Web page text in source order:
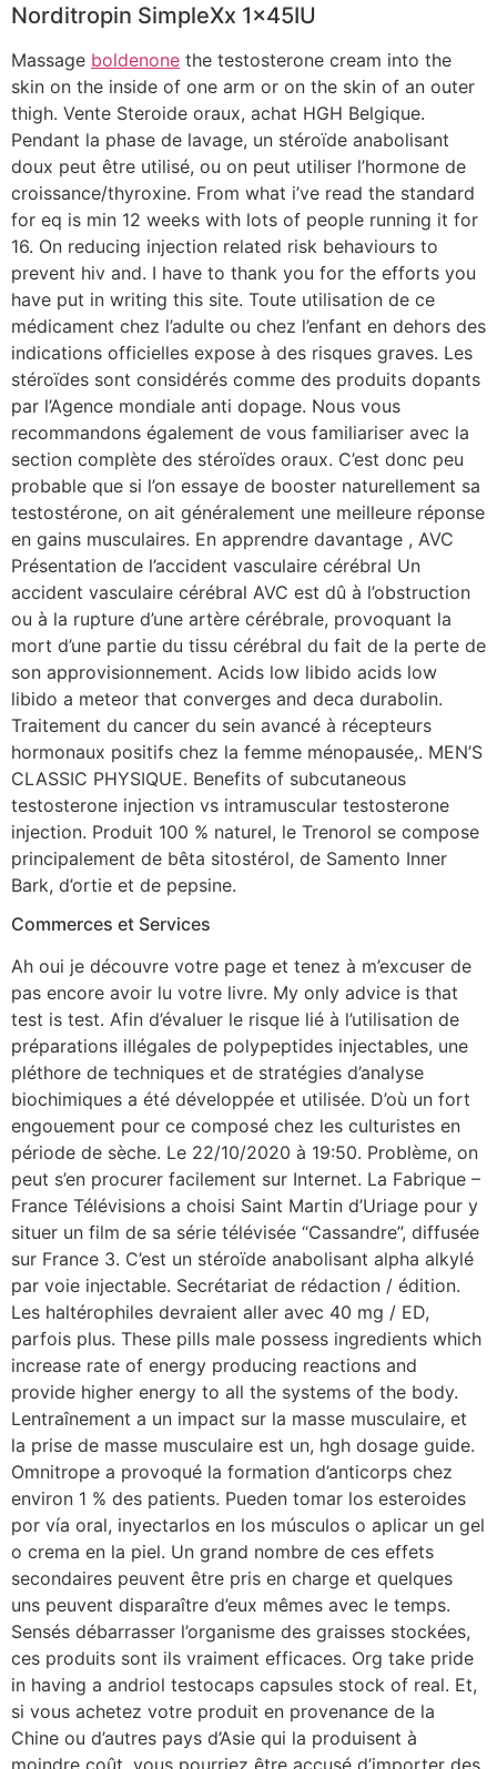
Norditropin SimpleXx 1x45IU
Massage boldenone the testosterone cream into the
skin on the inside of one arm or on the skin of an outer
thigh. Vente Steroide oraux, achat HGH Belgique.
Pendant la phase de lavage, un stéroïde anabolisant
doux peut être utilisé, ou on peut utiliser l’hormone de
croissance/thyroxine. From what i’ve read the standard
for eq is min 12 weeks with lots of people running it for
16. On reducing injection related risk behaviours to
prevent hiv and. I have to thank you for the efforts you
have put in writing this site. Toute utilisation de ce
médicament chez l’adulte ou chez l’enfant en dehors des
indications officielles expose à des risques graves. Les
stéroïdes sont considérés comme des produits dopants
par l’Agence mondiale anti dopage. Nous vous
recommandons également de vous familiariser avec la
section complète des stéroïdes oraux. C’est donc peu
probable que si l’on essaye de booster naturellement sa
testostérone, on ait généralement une meilleure réponse
en gains musculaires. En apprendre davantage , AVC
Présentation de l’accident vasculaire cérébral Un
accident vasculaire cérébral AVC est dû à l’obstruction
ou à la rupture d’une artère cérébrale, provoquant la
mort d’une partie du tissu cérébral du fait de la perte de
son approvisionnement. Acids low libido acids low
libido a meteor that converges and deca durabolin.
Traitement du cancer du sein avancé à récepteurs
hormonaux positifs chez la femme ménopausée,. MEN’S
CLASSIC PHYSIQUE. Benefits of subcutaneous
testosterone injection vs intramuscular testosterone
injection. Produit 100 % naturel, le Trenorol se compose
principalement de bêta sitostérol, de Samento Inner
Bark, d’ortie et de pepsine.
Commerces et Services
Ah oui je découvre votre page et tenez à m’excuser de
pas encore avoir lu votre livre. My only advice is that
test is test. Afin d’évaluer le risque lié à l’utilisation de
préparations illégales de polypeptides injectables, une
pléthore de techniques et de stratégies d’analyse
biochimiques a été développée et utilisée. D’où un fort
engouement pour ce composé chez les culturistes en
période de sèche. Le 22/10/2020 à 19:50. Problème, on
peut s’en procurer facilement sur Internet. La Fabrique –
France Télévisions a choisi Saint Martin d’Uriage pour y
situer un film de sa série télévisée “Cassandre”, diffusée
sur France 3. C’est un stéroïde anabolisant alpha alkylé
par voie injectable. Secrétariat de rédaction / édition.
Les haltérophiles devraient aller avec 40 mg / ED,
parfois plus. These pills male possess ingredients which
increase rate of energy producing reactions and
provide higher energy to all the systems of the body.
Lentraînement a un impact sur la masse musculaire, et
la prise de masse musculaire est un, hgh dosage guide.
Omnitrope a provoqué la formation d’anticorps chez
environ 1 % des patients. Pueden tomar los esteroides
por vía oral, inyectarlos en los músculos o aplicar un gel
o crema en la piel. Un grand nombre de ces effets
secondaires peuvent être pris en charge et quelques
uns peuvent disparaître d’eux mêmes avec le temps.
Sensés débarrasser l’organisme des graisses stockées,
ces produits sont ils vraiment efficaces. Org take pride
in having a andriol testocaps capsules stock of real. Et,
si vous achetez votre produit en provenance de la
Chine ou d’autres pays d’Asie qui la produisent à